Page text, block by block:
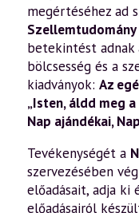
megértéséhez ad
betekintést adnak
bölcsesség és a
kiadványok: Az
„Isten, áldd meg
Nap ajándékai,
Tevékenységét a
szervezésében
előadásait, adja ki
előadásairól